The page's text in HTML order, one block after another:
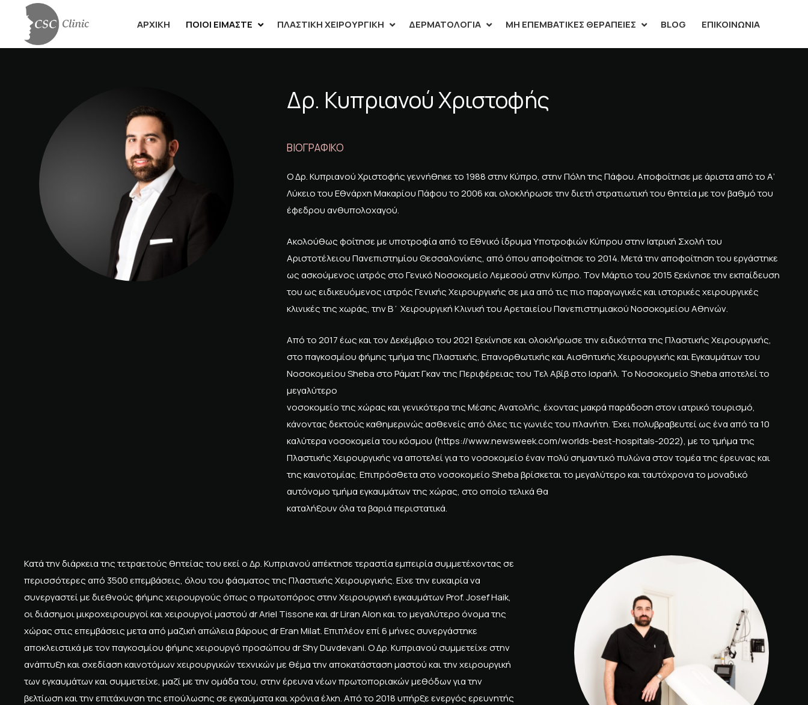
ΑΡΧΙΚΉ ΠΟΙΟΙ ΕΊΜΑΣΤΕ ΠΛΑΣΤΙΚΉ ΧΕΙΡΟΥΡΓΙΚΉ ΔΕΡΜΑΤΟΛΟΓΊΑ ΜΗ ΕΠΕΜΒΑΤΙΚΈΣ ΘΕΡΑΠΕΊΕΣ BLOG ΕΠΙΚΟΙΝΩΝΊΑ
Δρ. Κυπριανού Χριστοφής
ΒΙΟΓΡΑΦΙΚΟ
Ο Δρ. Κυπριανού Χριστοφής γεννήθηκε το 1988 στην Κύπρο, στην Πόλη της Πάφου. Αποφοίτησε με άριστα από το Α’
Λύκειο του Εθνάρχη Μακαρίου Πάφου το 2006 και ολοκλήρωσε την διετή στρατιωτική του θητεία με τον βαθμό του
έφεδρου ανθυπολοχαγού.
Ακολούθως φοίτησε με υποτροφία από το Εθνικό ίδρυμα Υποτροφιών Κύπρου στην Ιατρική Σχολή του
Αριστοτέλειου Πανεπιστημίου Θεσσαλονίκης, από όπου αποφοίτησε το 2014. Μετά την αποφοίτηση του εργάστηκε
ως ασκούμενος ιατρός στο Γενικό Νοσοκομείο Λεμεσού στην Κύπρο. Τον Μάρτιο του 2015 ξεκίνησε την εκπαίδευση
του ως ειδικευόμενος ιατρός Γενικής Χειρουργικής σε μια από τις πιο παραγωγικές και ιστορικές χειρουργικές
κλινικές της χωράς, την Β΄ Χειρουργική Κλινική του Αρεταιείου Πανεπιστημιακού Νοσοκομείου Αθηνών.
Από το 2017 έως και τον Δεκέμβριο του 2021 ξεκίνησε και ολοκλήρωσε την ειδικότητα της Πλαστικής Χειρουργικής,
στο παγκοσμίου φήμης τμήμα της Πλαστικής, Επανορθωτικής και Αισθητικής Χειρουργικής και Εγκαυμάτων του
Νοσοκομείου Sheba στο Ράματ Γκαν της Περιφέρειας του Τελ Αβίβ στο Ισραήλ. Το Νοσοκομείο Sheba αποτελεί το
μεγαλύτερο
νοσοκομείο της χώρας και γενικότερα της Μέσης Ανατολής, έχοντας μακρά παράδοση στον ιατρικό τουρισμό,
κάνοντας δεκτούς καθημερινώς ασθενείς από όλες τις γωνιές του πλανήτη. Έχει πολυβραβευτεί ως ένα από τα 10
καλύτερα νοσοκομεία του κόσμου (https://www.newsweek.com/worlds-best-hospitals-2022), με το τμήμα της
Πλαστικής Χειρουργικής να αποτελεί για το νοσοκομείο έναν πολύ σημαντικό πυλώνα στον τομέα της έρευνας και
της καινοτομίας. Επιπρόσθετα στο νοσοκομείο Sheba βρίσκεται το μεγαλύτερο και ταυτόχρονα το μοναδικό
αυτόνομο τμήμα εγκαυμάτων της χώρας, στο οποίο τελικά θα
καταλήξουν όλα τα βαριά περιστατικά.
Κατά την διάρκεια της τετραετούς θητείας του εκεί ο Δρ. Κυπριανού απέκτησε τεραστία εμπειρία συμμετέχοντας σε
περισσότερες από 3500 επεμβάσεις, όλου του φάσματος της Πλαστικής Χειρουργικής. Είχε την ευκαιρία να
συνεργαστεί με διεθνούς φήμης χειρουργούς όπως ο πρωτοπόρος στην Χειρουργική εγκαυμάτων Prof. Josef Haik,
οι διάσημοι μικροχειρουργοί και χειρουργοί μαστού dr Ariel Tissone και dr Liran Alon και το μεγαλύτερο όνομα της
χώρας στις επεμβάσεις μετα από μαζική απώλεια βάρους dr Eran Milat. Επιπλέον επί 6 μήνες συνεργάστηκε
αποκλειστικά με τον παγκοσμίου φήμης χειρουργό προσώπου dr Shy Duvdevani. Ο Δρ. Κυπριανού συμμετείχε στην
ανάπτυξη και σχεδίαση καινοτόμων χειρουργικών τεχνικών με θέμα την αποκατάσταση μαστού και την χειρουργική
των εγκαυμάτων και συμμετείχε, μαζί με την ομάδα του, στην έρευνα νέων πρωτοποριακών μεθόδων για την
βελτίωση και την επιτάχυνση της επούλωσης σε εγκαύματα και χρόνια έλκη. Από το 2018 υπήρξε ενεργός ερευνητής